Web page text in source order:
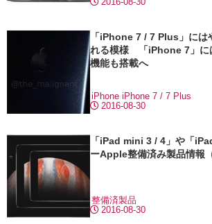
「iPhone 7 / 7 Plus」には
れる模様 「iPhone 7」に
機能も搭載へ
2016-08-30
iPhone iPhone 7 / 7 Plus
「iPad mini 3 / 4」や「
ーApple整備済み製品情報
2016-08-30
整備済製品